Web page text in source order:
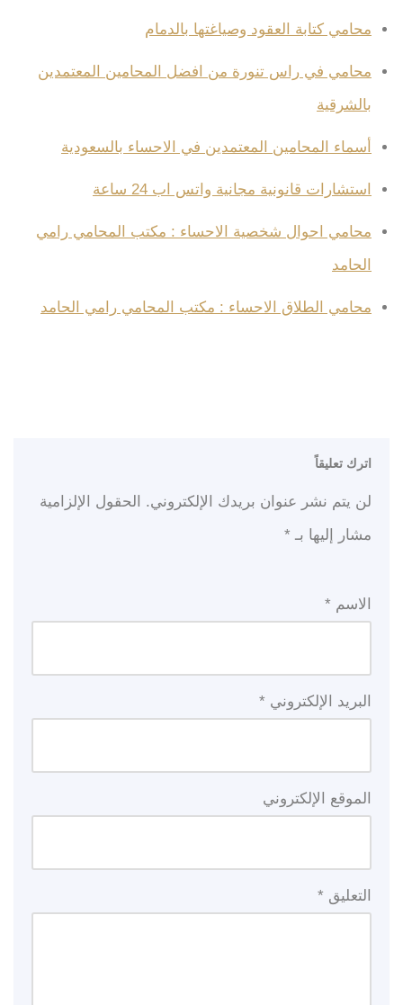
محامي كتابة العقود وصياغتها بالدمام
محامي في راس تنورة من افضل المحامين المعتمدين
بالشرقية
أسماء المحامين المعتمدين في الاحساء بالسعودية
استشارات قانونية مجانية واتس اب 24 ساعة
محامي احوال شخصية الاحساء : مكتب المحامي رامي
الحامد
محامي الطلاق الاحساء : مكتب المحامي رامي الحامد
اترك تعليقاً
لن يتم نشر عنوان بريدك الإلكتروني.
الحقول الإلزامية
مشار إليها بـ *
الاسم *
البريد الإلكتروني *
الموقع الإلكتروني
التعليق *